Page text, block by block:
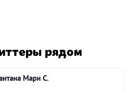
рядом
Мари С.